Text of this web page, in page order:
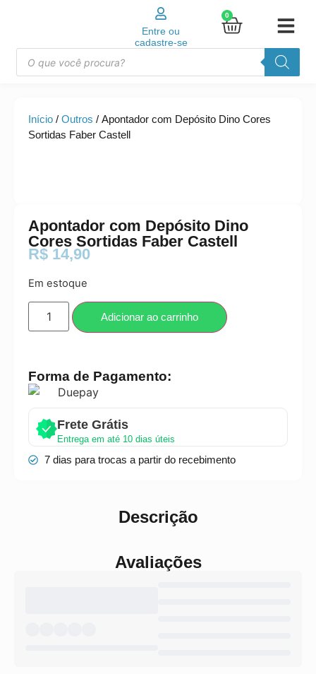
Entre ou
cadastre-se
0
Início / Outros / Apontador com Depósito Dino Cores
Sortidas Faber Castell
Apontador com Depósito Dino
Cores Sortidas Faber Castell
R$ 14,90
Em estoque
Adicionar ao carrinho
Forma de Pagamento:
Frete Grátis
Entrega em até 10 dias úteis
7 dias para trocas a partir do recebimento
Descrição
Avaliações